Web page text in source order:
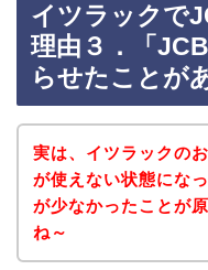
イツラックで
理由３．「
らせたことが
実は、イツラックの
が使えない状態にな
が少なかったことが
ね～